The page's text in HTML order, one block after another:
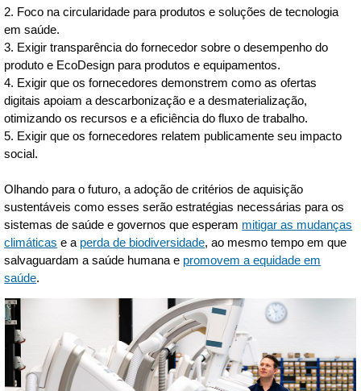
2. Foco na circularidade para produtos e soluções de tecnologia
em saúde.
3. Exigir transparência do fornecedor sobre o desempenho do
produto e EcoDesign para produtos e equipamentos.
4. Exigir que os fornecedores demonstrem como as ofertas
digitais apoiam a descarbonização e a desmaterialização,
otimizando os recursos e a eficiência do fluxo de trabalho.
5. Exigir que os fornecedores relatem publicamente seu impacto
social.
Olhando para o futuro, a adoção de critérios de aquisição
sustentáveis como esses serão estratégias necessárias para os
sistemas de saúde e governos que esperam mitigar as mudanças
climáticas e a perda de biodiversidade, ao mesmo tempo em que
salvaguardam a saúde humana e promovem a equidade em
saúde.